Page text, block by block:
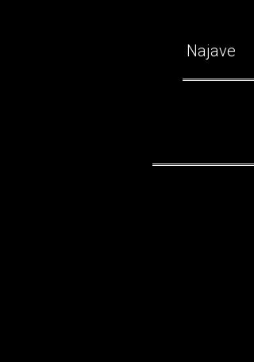
Najave